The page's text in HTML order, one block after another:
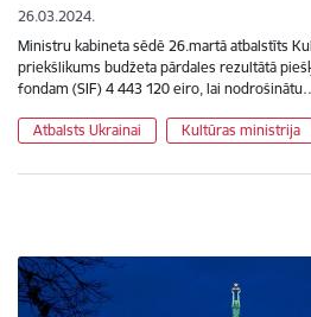
26.03.2024.
Ministru kabineta sēdē 26.martā atbalstīts
priekšlikums budžeta pārdales rezultātā
fondam (SIF) 4 443 120 eiro, lai
Atbalsts Ukrainai Kultūras ministrija